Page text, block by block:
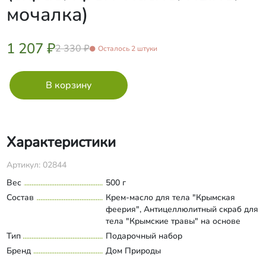
мочалка)
1 207 ₽2 330 ₽ Осталось 2 штуки
Характеристики
Артикул: 02844
Вес
500 г
Состав
Крем-масло для тела "Крымская
феерия", Антицеллюлитный скраб для
тела "Крымские травы" на основе
английской соли, Натуральное мыло
"Травяной сбор", Мочалка джутовая
Развернуть состав
Тип
Подарочный набор
Бренд
Дом Природы